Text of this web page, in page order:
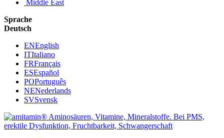
Middle East
Sprache
Deutsch
ENEnglish
ITItaliano
FRFrançais
ESEspañol
POPortuguês
NENederlands
SVSvensk